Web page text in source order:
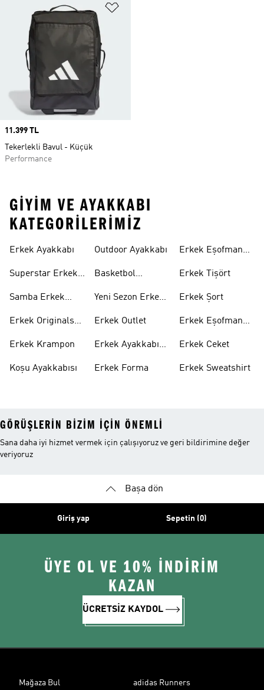
Price
11.399 TL
Tekerlekli Bavul - Küçük
Performance
GIYIM VE AYAKKABI
KATEGORILERIMIZ
Erkek Ayakkabı
Superstar Erkek
Samba Erkek
Erkek Originals
Erkek Krampon
Koşu Ayakkabısı
Outdoor Ayakkabı
Basketbol
Yeni Sezon Erkek
Erkek Outlet
Erkek Ayakkabı
Erkek Forma
Erkek Eşofman
Erkek Tişört
Erkek Şort
Erkek Eşofman
Erkek Ceket
Erkek Sweatshirt
GÖRÜŞLERIN BIZIM IÇIN ÖNEMLI
Sana daha iyi hizmet vermek için çalışıyoruz ve geri bildirimine değer
veriyoruz
Başa dön
Giriş yap Sepetin (0)
ÜYE OL VE 10% İNDİRİM
KAZAN
ÜCRETSİZ KAYDOL
Mağaza Bul adidas Runners